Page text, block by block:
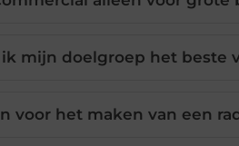
mijn doelgroep het beste
voor het maken van een